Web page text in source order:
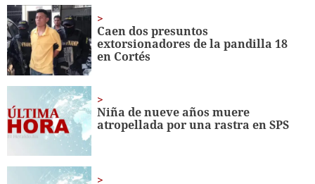
1
minute,
40
seconds
Caen dos presuntos
extorsionadores de la pandilla 18
en Cortés
Niña de nueve años muere
atropellada por una rastra en SPS